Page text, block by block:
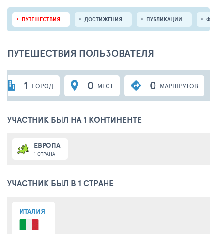
ПУТЕШЕСТВИЯ ДОСТИЖЕНИЯ ПУБЛИКАЦИИ
ПУТЕШЕСТВИЯ ПОЛЬЗОВАТЕЛЯ
1 ГОРОД 0 МЕСТ 0 МАРШРУТОВ
УЧАСТНИК БЫЛ НА 1 КОНТИНЕНТЕ
ЕВРОПА
1 СТРАНА
УЧАСТНИК БЫЛ В 1 СТРАНЕ
ИТАЛИЯ